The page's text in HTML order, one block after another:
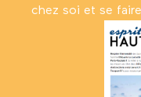
chez soi et se